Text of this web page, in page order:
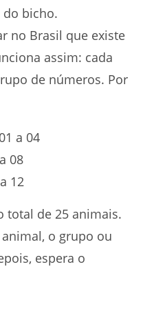
bicho.
no Brasil que existe
assim: cada
de números. Por
a 04
08
12
total de 25 animais.
o grupo ou
espera o